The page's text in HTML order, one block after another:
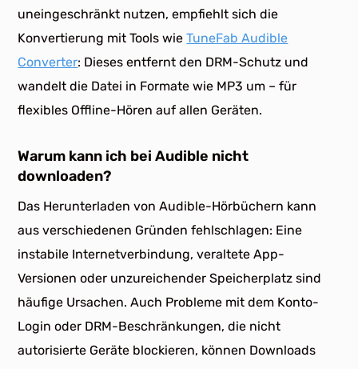
uneingeschränkt nutzen, empfiehlt sich die
Konvertierung mit Tools wieTuneFab Audible
Converter: Dieses entfernt den DRM-Schutz und
wandelt die Datei in Formate wie MP3 um – für
flexibles Offline-Hören auf allen Geräten.
Warum kann ich bei Audible nicht
downloaden?
Das Herunterladen von Audible-Hörbüchern kann
aus verschiedenen Gründen fehlschlagen: Eine
instabile Internetverbindung, veraltete App-
Versionen oder unzureichender Speicherplatz sind
häufige Ursachen. Auch Probleme mit dem Konto-
Login oder DRM-Beschränkungen, die nicht
autorisierte Geräte blockieren, können Downloads